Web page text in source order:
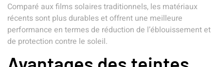
Comparé aux films solaires traditionnels, les matériaux
récents sont plus durables et offrent une meilleure
performance en termes de réduction de l’éblouissement et
de protection contre le soleil.